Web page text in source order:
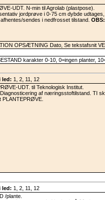
UDT. N-min til Agrolab (plastpose).
jordprøve i 0-75 cm dybde
sendes i nedfrosset tilstand.
OPSÆTNING Dato, Se tekstafsnit
karakter 0-10, 0=ingen planter,
led: 1, 2, 11, 12
UDT. til Teknologisk Institut.
af næringsstoftilstand. TI
PLANTEPRØVE.
led: 1, 2, 11, 12
/plante.